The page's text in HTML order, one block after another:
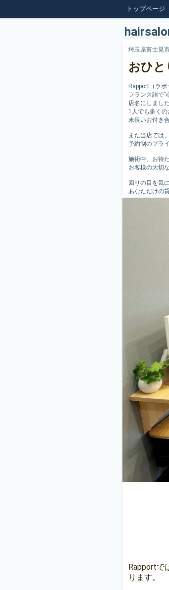
トップページ
埼玉県富士見
おひ
Rapport（ラ
フランス語で"
店名にしました
1人でも多く
末長いお付き
また当店では
予約制のプラ
施術中、お待
お客様の大切
回りの目を気
あなただけの
Rapportで
ります。